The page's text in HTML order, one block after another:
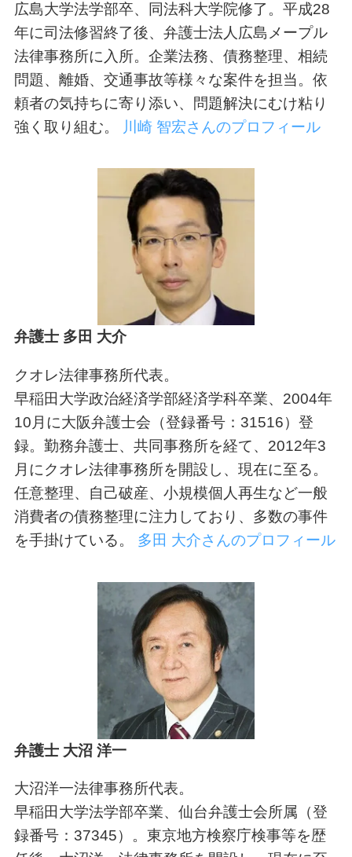
広島大学法学部卒、同法科大学院修了。平成28
年に司法修習終了後、弁護士法人広島メープル
法律事務所に入所。企業法務、債務整理、相続
問題、離婚、交通事故等様々な案件を担当。依
頼者の気持ちに寄り添い、問題解決にむけ粘り
強く取り組む。
川崎 智宏さんのプロフィール
弁護士 多田 大介
クオレ法律事務所代表。
早稲田大学政治経済学部経済学科卒業、2004年
10月に大阪弁護士会（登録番号：31516）登
録。勤務弁護士、共同事務所を経て、2012年3
月にクオレ法律事務所を開設し、現在に至る。
任意整理、自己破産、小規模個人再生など一般
消費者の債務整理に注力しており、多数の事件
を手掛けている。 多田 大介さんのプロフィール
弁護士 大沼 洋一
大沼洋一法律事務所代表。
早稲田大学法学部卒業、仙台弁護士会所属（登
録番号：37345）。東京地方検察庁検事等を歴